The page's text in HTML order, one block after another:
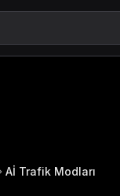
Aİ Trafik Modları